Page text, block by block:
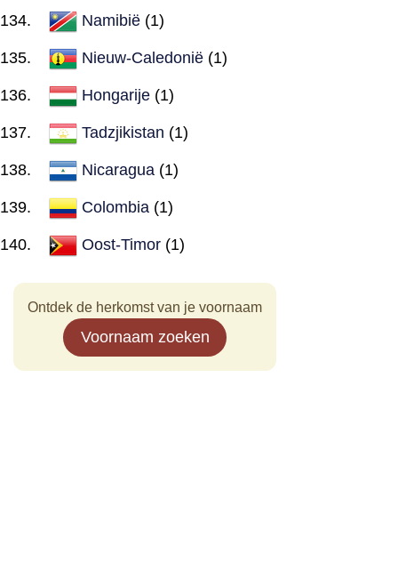
Namibië (1)
Nieuw-Caledonië (1)
Hongarije (1)
Tadzjikistan (1)
Nicaragua (1)
Colombia (1)
Oost-Timor (1)
Ontdek de herkomst van je voornaam
Voornaam zoeken